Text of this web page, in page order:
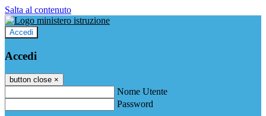
Salta al contenuto
Accedi
Accedi
button close ×
Nome Utente
Password